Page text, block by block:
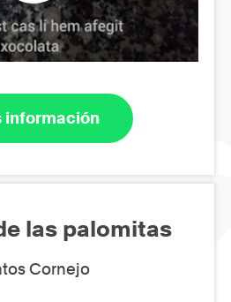
información
las palomitas
Cornejo